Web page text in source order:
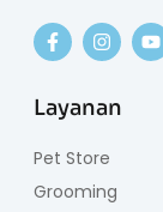
Layanan
Pet Store
Grooming